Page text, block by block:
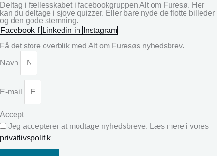
Deltag i fællesskabet i facebookgruppen Alt om Furesø. Her
kan du deltage i sjove quizzer. Eller bare nyde de flotte billeder
og den gode stemning.
Facebook-f Linkedin-in
Instagram
Få det store overblik med Alt om Furesøs nyhedsbrev.
Navn
E-mail
Accept
Jeg accepterer at modtage nyhedsbreve. Læs mere i vores
privatlivspolitik.